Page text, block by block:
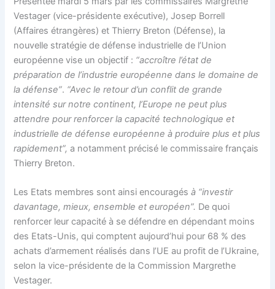
Vestager (vice-présidente exécutive), Josep Borrell
(Affaires étrangères) et Thierry Breton (Défense), la
nouvelle stratégie de défense industrielle de l’Union
européenne vise un objectif : “accroître l’état de
préparation de l’industrie européenne dans le domaine de
la défense”. “Avec le retour d’un conflit de grande
intensité sur notre continent, l’Europe ne peut plus
attendre pour renforcer la capacité technologique et
industrielle de défense européenne à produire plus et plus
rapidement”,a notamment précisé le commissaire français
Thierry Breton.
Les Etats membres sont ainsi encouragésà “investir
davantage, mieux, ensemble et européen”. De quoi
renforcer leur capacité à se défendre en dépendant moins
des Etats-Unis, qui comptent aujourd’hui pour 68 % des
achats d’armement réalisés dans l’UE au profit de l’Ukraine,
selon la vice-présidente de la Commission Margrethe
Vestager.